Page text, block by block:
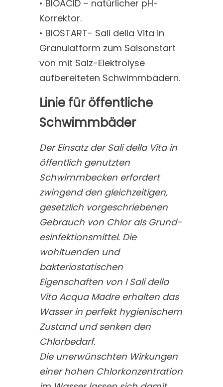
• BIOACID – natürlicher pH-
Korrektor.
• BIOSTART- Sali della Vita in
Granulatform zum Saisonstart
von mit Salz-Elektrolyse
aufbereiteten Schwimmbädern.
Linie für öffentliche
Schwimmbäder
Der Einsatz der Sali della Vita in
öffentlich genutzten
Schwimmbecken erfordert
zwingend den gleichzeitigen,
gesetzlich vorgeschriebenen
Gebrauch von Chlor als Grund-
esinfektionsmittel. Die
wohltuenden und
bakteriostatischen
Eigenschaften von I Sali della
Vita Acqua Madre erhalten das
Wasser in perfekt hygienischem
Zustand und senken den
Chlorbedarf.
Die unerwünschten Wirkungen
einer hohen Chlorkonzentration